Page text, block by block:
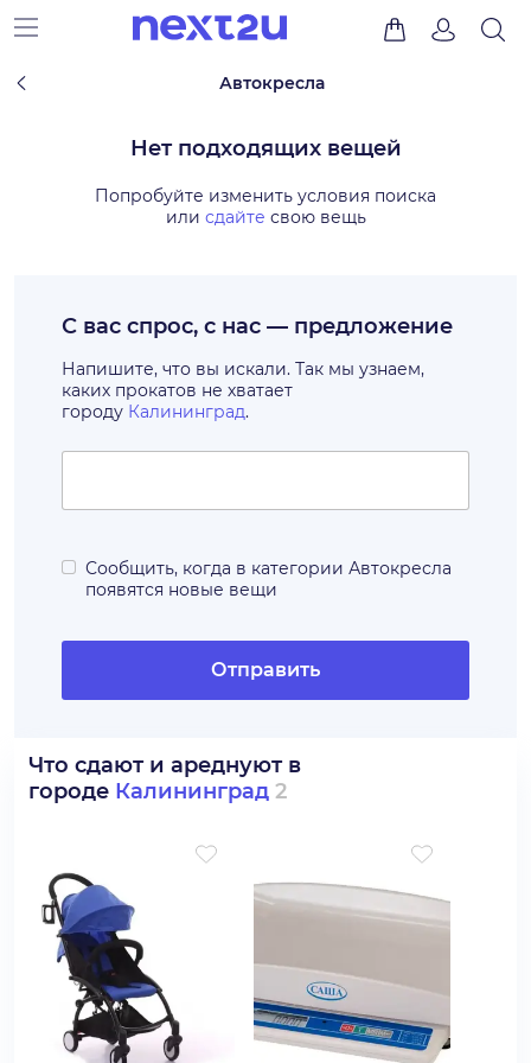
Автокресла
Нет подходящих вещей
Попробуйте изменить условия поиска
или сдайте свою вещь
С вас спрос, с нас — предложение
Напишите, что вы искали. Так мы узнаем,
каких прокатов не хватает
городу Калининград.
Сообщить, когда в категории Автокресла
появятся новые вещи
Отправить
Что сдают и ареднуют в
городе Калининград 2